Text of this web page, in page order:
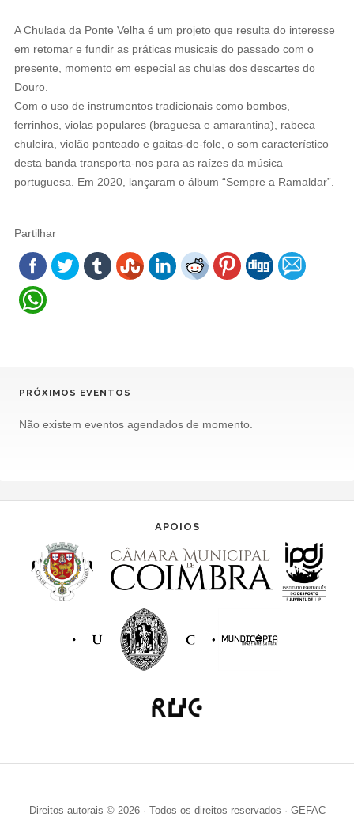
A Chulada da Ponte Velha é um projeto que resulta do interesse
em retomar e fundir as práticas musicais do passado com o
presente, momento em especial as chulas dos descartes do
Douro.
Com o uso de instrumentos tradicionais como bombos,
ferrinhos, violas populares (braguesa e amarantina), rabeca
chuleira, violão ponteado e gaitas-de-fole, o som característico
desta banda transporta-nos para as raízes da música
portuguesa. Em 2020, lançaram o álbum “Sempre a Ramaldar”.
Partilhar
PRÓXIMOS EVENTOS
Não existem eventos agendados de momento.
APOIOS
Direitos autorais © 2026 · Todos os direitos reservados · GEFAC